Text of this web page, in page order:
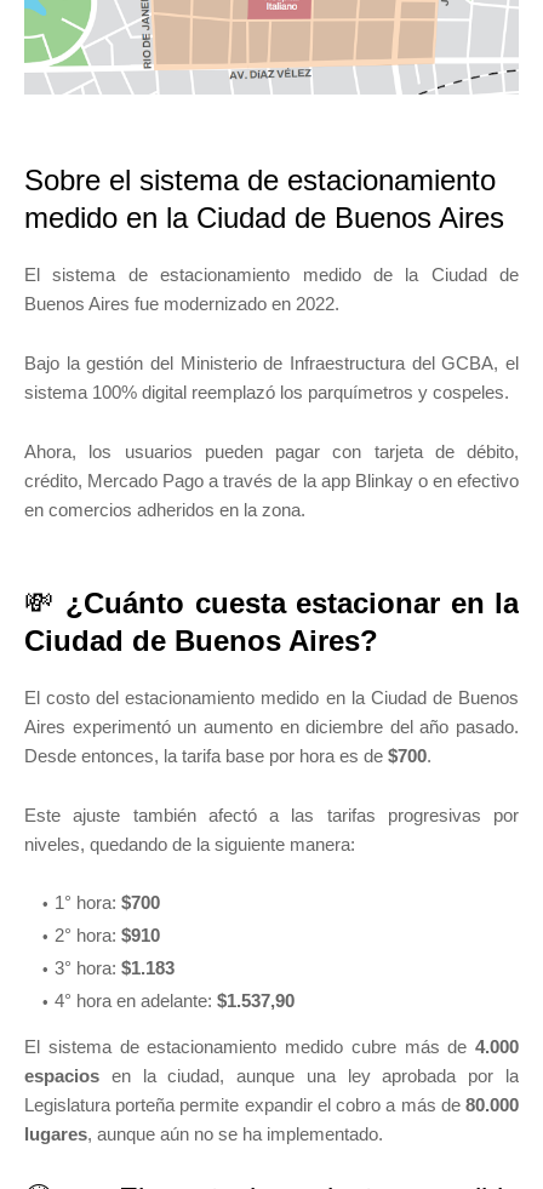
Sobre el sistema de estacionamiento
medido en la Ciudad de Buenos Aires
El sistema de estacionamiento medido de la Ciudad de
Buenos Aires fue modernizado en 2022.
Bajo la gestión del Ministerio de Infraestructura del GCBA, el
sistema 100% digital reemplazó los parquímetros y cospeles.
Ahora, los usuarios pueden pagar con tarjeta de débito,
crédito, Mercado Pago a través de la app Blinkay o en efectivo
en comercios adheridos en la zona.
💸 ¿Cuánto cuesta estacionar en la
Ciudad de Buenos Aires?
El costo del estacionamiento medido en la Ciudad de Buenos
Aires experimentó un aumento en diciembre del año pasado.
Desde entonces, la tarifa base por hora es de $700.
Este ajuste también afectó a las tarifas progresivas por
niveles, quedando de la siguiente manera:
1° hora: $700
2° hora: $910
3° hora: $1.183
4° hora en adelante: $1.537,90
El sistema de estacionamiento medido cubre más de 4.000
espacios en la ciudad, aunque una ley aprobada por la
Legislatura porteña permite expandir el cobro a más de 80.000
lugares, aunque aún no se ha implementado.